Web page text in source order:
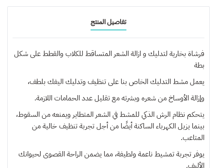
تفاصيل المنتج
فرشاة بخارية لتدليك و ازالة الشعر المتساقط للكلاب والقطط على شكل
بطة
يعمل مشط التدليك الخاص بنا على تنظيف وتدليك اليفك بلطف،
وإزالة الأوساخ من شعره وبشرته مع تقليل عدد الحمامات اللازمة.
يتحكم نظام الرش الذكي للمشط في الشعر المتطاير ويمنعه من السقوط،
بينما يزيل الكهرباء الساكنة أيضًا من أجل تجربة تنظيف خالية من
المتاعب.
يوفر تجربة تمشيط ناعمة ولطيفة، مما يضمن الراحة القصوى لحيوانك
الأليف.